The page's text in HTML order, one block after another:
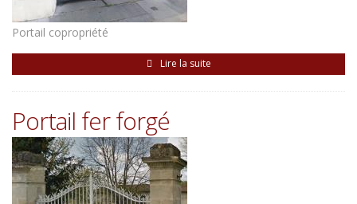
Portail copropriété
Lire la suite
Portail fer forgé